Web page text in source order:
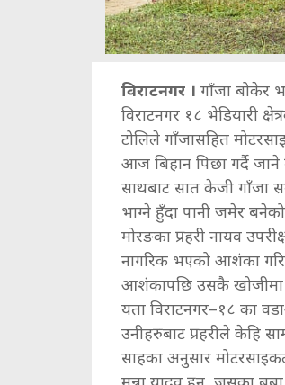
विराटनगर । गाँजा बोकेर
विराटनगर १८ भेडियारी
टोलिले गाँजासहित
आज बिहान पिछा गर्दै जाने
साथबाट सात केजी गाँजा
भाग्ने हुँदा पानी जमेर
मोरङका प्रहरी नायव
नागरिक भएको आशंका
आशंकापछि उसकै खोजीमा
यता विराटनगर–१८ का
उनीहरुबाट प्रहरीले केहि
साहका अनुसार